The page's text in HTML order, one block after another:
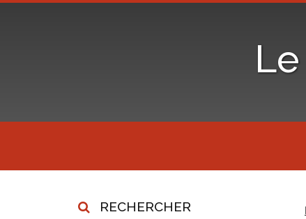
RECHERCHER